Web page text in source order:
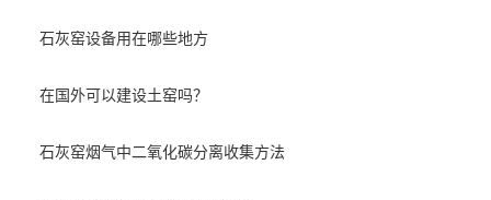
石灰窑设备用在哪些地方
在国外可以建设土窑吗？
石灰窑烟气中二氧化碳分离收集方法